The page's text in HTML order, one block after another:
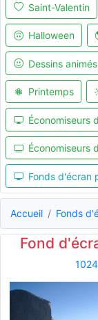
Saint-Valentin
Halloween
Dessins animés
Printemps
Économiseurs
Économiseurs
Fonds d'écran
Accueil Fonds
Fond